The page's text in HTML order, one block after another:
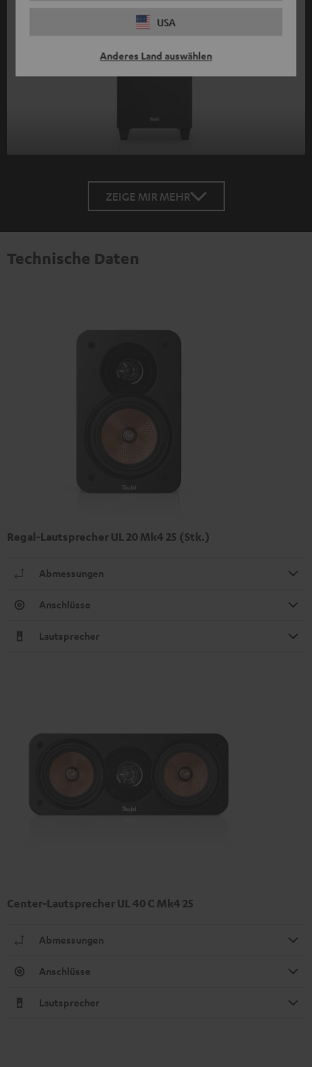
USA
Anderes Land auswählen
ZEIGE MIR MEHR
Technische Daten
Regal-Lautsprecher UL 20 Mk4 25 (Stk.)
Abmessungen
Anschlüsse
Lautsprecher
Center-Lautsprecher UL 40 C Mk4 25
Abmessungen
Anschlüsse
Lautsprecher